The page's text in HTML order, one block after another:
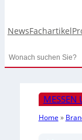
NewsFachartikel
Search
MESSEN
Home »